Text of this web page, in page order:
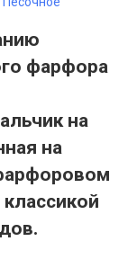
фарфора
на
на